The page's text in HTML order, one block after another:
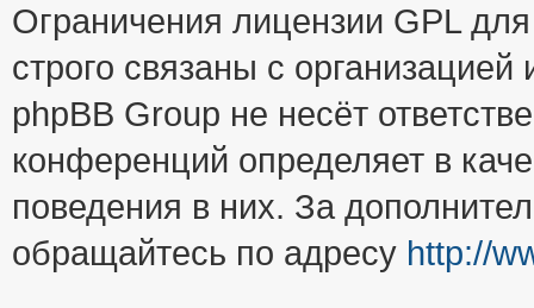
Ограничения лицензии GPL
строго связаны с
phpBB Group не несёт
конференций определяет в
поведения в них. За
обращайтесь по адресу http://